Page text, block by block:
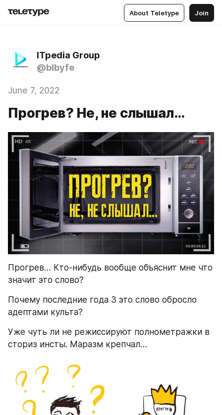
About Teletype Join
ITpedia Group
@blbyfe
June 7, 2022
Прогрев? Не, не слышал…
Прогрев… Кто-нибудь вообще объяснит мне что
значит это слово?
Почему последние года 3 это слово обросло
адептами культа?
Уже чуть ли не режиссируют полнометражки в
сториз инсты. Маразм крепчал…